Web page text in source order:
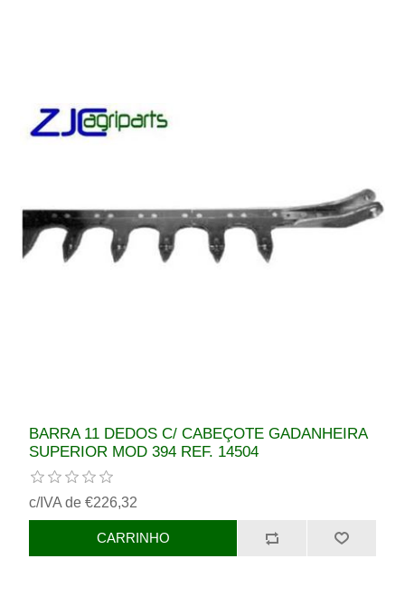
BARRA 11 DEDOS C/ CABEÇOTE GADANHEIRA
SUPERIOR MOD 394 REF. 14504
c/IVA de €226,32